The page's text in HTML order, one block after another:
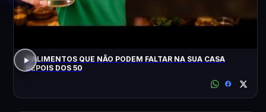
3 ALIMENTOS QUE NÃO PODEM FALTAR NA SUA CASA
DEPOIS DOS 50